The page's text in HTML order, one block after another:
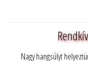
Nagy hangsúlyt